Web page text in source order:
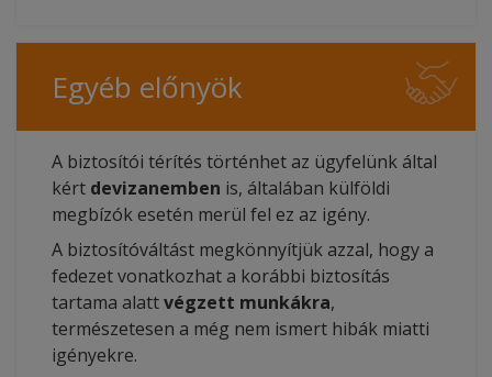
Egyéb előnyök
A biztosítói térítés történhet az ügyfelünk által
kért devizanemben is, általában külföldi
megbízók esetén merül fel ez az igény.
A biztosítóváltást megkönnyítjük azzal, hogy a
fedezet vonatkozhat a korábbi biztosítás
tartama alattvégzett munkákra,
természetesen a még nem ismert hibák miatti
igényekre.